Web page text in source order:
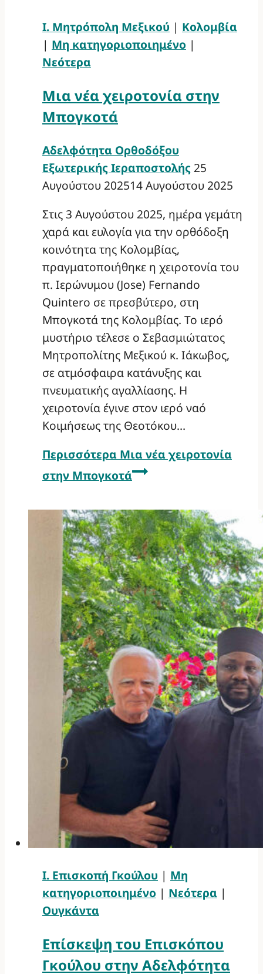
Ι. Μητρόπολη Μεξικού | Κολομβία
| Μη κατηγοριοποιημένο |
Νεότερα
Μια νέα χειροτονία στην
Μπογκοτά
Αδελφότητα Ορθοδόξου
Εξωτερικής Ιεραποστολής 25
Αυγούστου 202514 Αυγούστου 2025
Στις 3 Αυγούστου 2025, ημέρα γεμάτη
χαρά και ευλογία για την ορθόδοξη
κοινότητα της Κολομβίας,
πραγματοποιήθηκε η χειροτονία του
π. Ιερώνυμου (Jose) Fernando
Quintero σε πρεσβύτερο, στη
Μπογκοτά της Κολομβίας. Το ιερό
μυστήριο τέλεσε ο Σεβασμιώτατος
Μητροπολίτης Μεξικού κ. Ιάκωβος,
σε ατμόσφαιρα κατάνυξης και
πνευματικής αγαλλίασης. Η
χειροτονία έγινε στον ιερό ναό
Κοιμήσεως της Θεοτόκου…
Περισσότερα Μια νέα χειροτονία
στην Μπογκοτά
Ι. Επισκοπή Γκούλου | Μη
κατηγοριοποιημένο | Νεότερα |
Ουγκάντα
Επίσκεψη του Επισκόπου
Γκούλου στην Αδελφότητα